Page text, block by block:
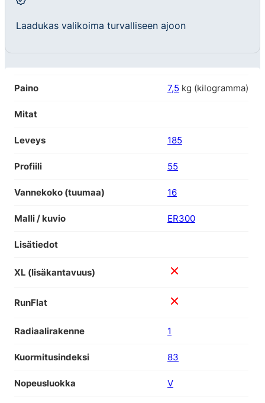
Laadukas valikoima turvalliseen ajoon
Paino 7,5 kg (kilogramma)
Mitat
Leveys 185
Profiili 55
Vannekoko (tuumaa) 16
Malli / kuvio ER300
Lisätiedot
XL (lisäkantavuus)
RunFlat
Radiaalirakenne 1
Kuormitusindeksi 83
Nopeusluokka V